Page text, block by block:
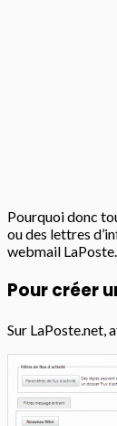
Pourquoi donc
ou des lettres
webmail
Pour créer
Sur LaPoste.net,